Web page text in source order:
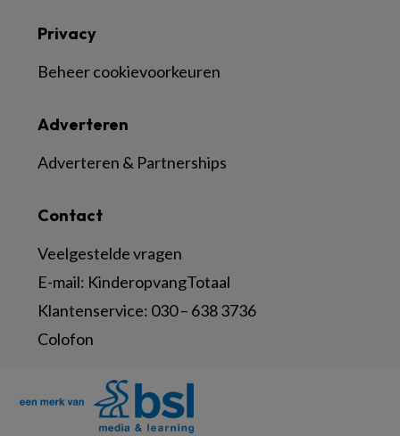
Contact
Veelgestelde vragen
E-mail: KinderopvangTotaal
Klantenservice: 030 – 638 3736
Colofon
Adverteren
Adverteren & Partnerships
Privacy
Beheer cookievoorkeuren